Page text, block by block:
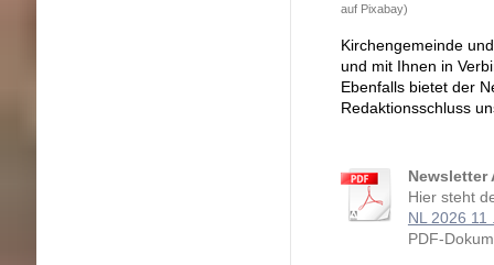
auf Pixabay)
Kirchengemeinde
und mit Ihnen in
Ebenfalls bietet der
Redaktionsschluss
Newsletter
Hier steht
NL 2026 11
PDF-